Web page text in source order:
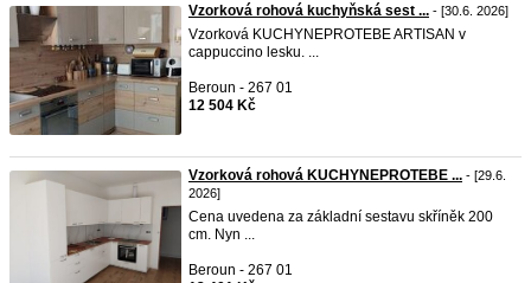
Vzorková rohová kuchyňská sest ... - [30.6. 2026]
Vzorková KUCHYNEPROTEBE ARTISAN v
cappuccino lesku. ...
Beroun - 267 01
12 504 Kč
Vzorková rohová KUCHYNEPROTEBE ... - [29.6.
2026]
Cena uvedena za základní sestavu skříněk 200
cm. Nyn ...
Beroun - 267 01